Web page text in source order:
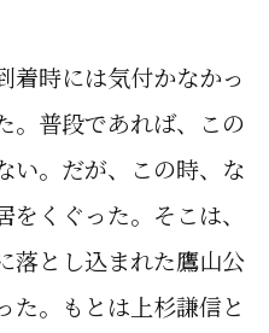
着時には気付かなかっ
。普段であれば、この
い。だが、この時、な
くぐった。そこは、
落とし込まれた鷹山公
た。もとは上杉謙信と